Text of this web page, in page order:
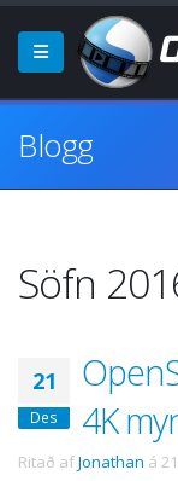
Blogg
Söfn
21
Des
4K
Ritað afJonathan á